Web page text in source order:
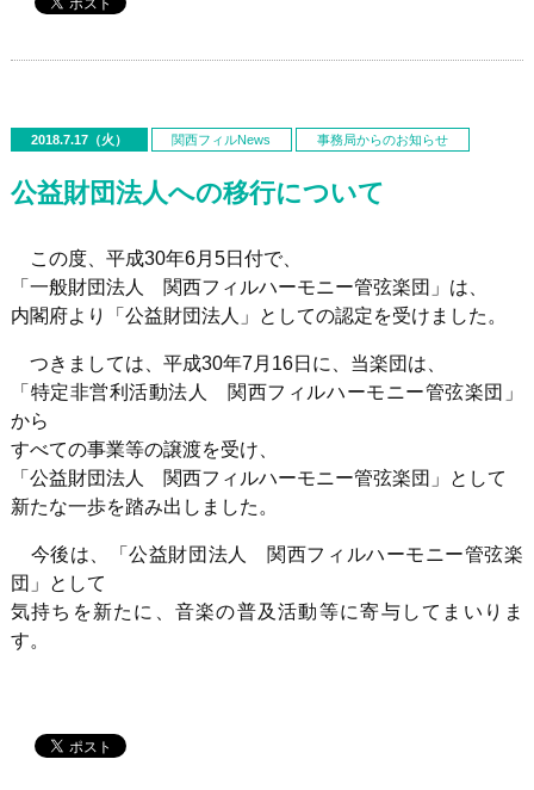
2018.7.17（火） 関西フィルNews 事務局からのお知らせ
公益財団法人への移行について
この度、平成30年6月 5日付で、
「一般財団法人 関西フィルハーモニー管弦楽団」は、
内閣府より「公益財団法人」としての認定を受けました。
つきましては、平成30年7 月 16日に、当楽団は、
「特定非営利活動法人 関西フィルハーモニー管弦楽団」
から
すべての事業等の譲渡を受け、
「公益財団法人 関西フィルハーモニー管弦楽団」として
新たな一歩を踏み出しました。
今後は、「公益財団法人 関西フィルハーモニー管弦楽
団」として
気持ちを新たに、音楽の普及活動等に寄与してまいりま
す。